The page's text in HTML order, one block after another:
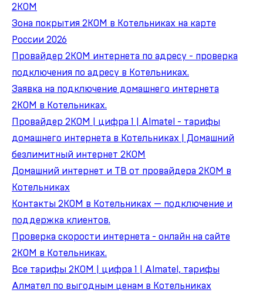
2КОМ
Зона покрытия 2КОМ в Котельниках на карте
России 2026
Провайдер 2КОМ интернета по адресу - проверка
подключения по адресу в Котельниках.
Заявка на подключение домашнего интернета
2КОМ в Котельниках.
Провайдер 2КОМ | цифра 1 | Almatel - тарифы
домашнего интернета в Котельниках | Домашний
безлимитный интернет 2КОМ
Домашний интернет и ТВ от провайдера 2КОМ в
Котельниках
Контакты 2КОМ в Котельниках — подключение и
поддержка клиентов.
Проверка скорости интернета - онлайн на сайте
2КОМ в Котельниках.
Все тарифы 2КОМ | цифра 1 | Almatel, тарифы
Алмател по выгодным ценам в Котельниках